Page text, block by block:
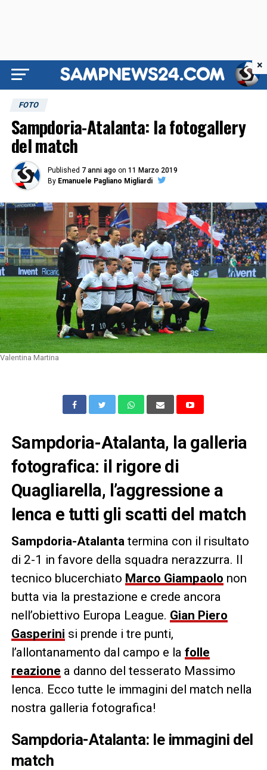
FOTO
Sampdoria-Atalanta: la fotogallery
del match
Published 7 anni ago on 11 Marzo 2019
By Emanuele Pagliano Migliardi
Valentina Martina
Sampdoria-Atalanta, la galleria
fotografica: il rigore di
Quagliarella, l’aggressione a
Ienca e tutti gli scatti del match
Sampdoria-Atalanta termina con il risultato
di 2-1 in favore della squadra nerazzurra. Il
tecnico blucerchiato Marco Giampaolo non
butta via la prestazione e crede ancora
nell’obiettivo Europa League. Gian Piero
Gasperini si prende i tre punti,
l’allontanamento dal campo e la folle
reazione a danno del tesserato Massimo
Ienca. Ecco tutte le immagini del match nella
nostra galleria fotografica!
Sampdoria-Atalanta: le immagini del
match
×